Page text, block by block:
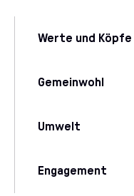
Werte und Köpfe
Gemeinwohl
Umwelt
Engagement